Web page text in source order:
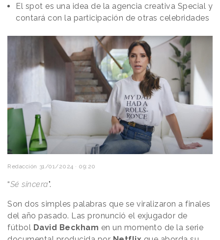
El spot es una idea de la agencia creativa Special y
contará con la participación de otras celebridades
Redacción 31/01/2024 · 09:20
“Sé sincera".
Son dos simples palabras que se viralizaron a finales
del año pasado. Las pronunció el exjugador de
fútbol David Beckham en un momento de la serie